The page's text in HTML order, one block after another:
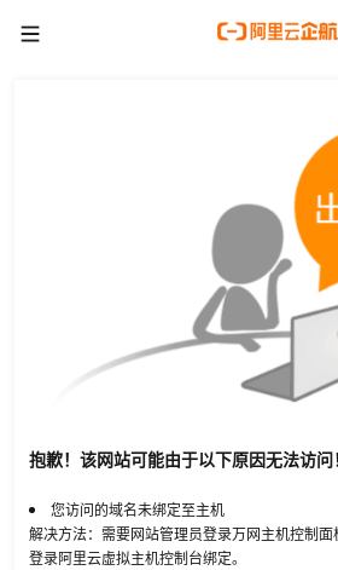
抱歉！该网站可能由于以下原因无法访问！
您访问的域名未绑定至主机
解决方法：需要网站管理员登录万网主机控制
登录阿里云虚拟主机控制台绑定。